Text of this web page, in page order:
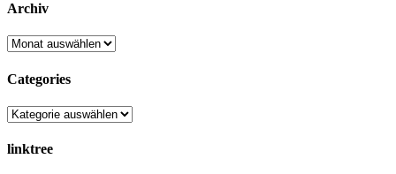
Archiv
Categories
linktree